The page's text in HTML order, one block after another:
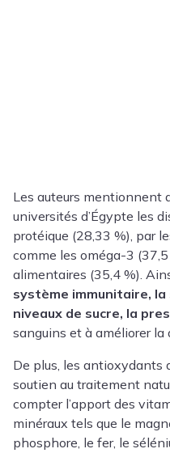
Les auteurs mentionnent
universités d’Égypte les
protéique (28,33 %), par
comme les oméga-3
alimentaires (35,4 %).
système immunitaire,
niveaux de sucre, la
sanguins et à améliorer
De plus, les antioxydants
soutien au traitement
compter l’apport des
minéraux tels que le
phosphore, le fer, le